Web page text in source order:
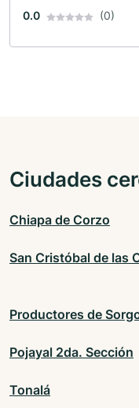
0.0 (0)
Ciudades
Chiapa de Corzo
San Cristóbal de las
Productores de
Pojayal 2da. Sección
Tonalá